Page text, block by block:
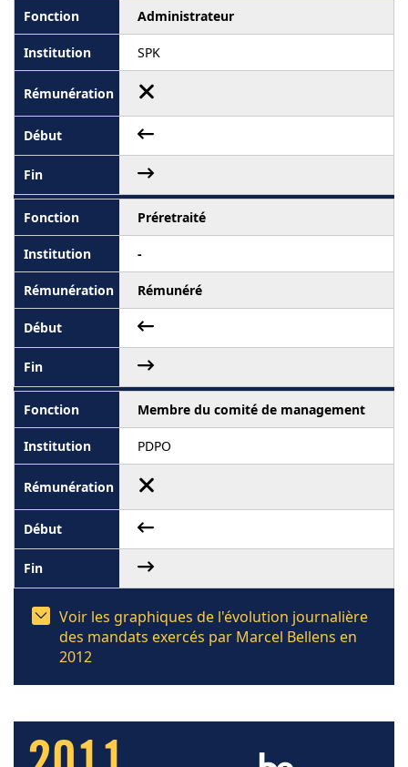
Administrateur
SPK
Préretraité
-
Rémunéré
Membre du comité de management
PDPO
Voir les graphiques de l'évolution journalière
des mandats exercés par Marcel Bellens en
2012